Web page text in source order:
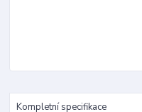
Kompletní specifikace